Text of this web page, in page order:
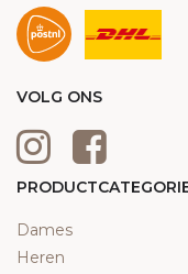
VOLG ONS
Dames
Heren